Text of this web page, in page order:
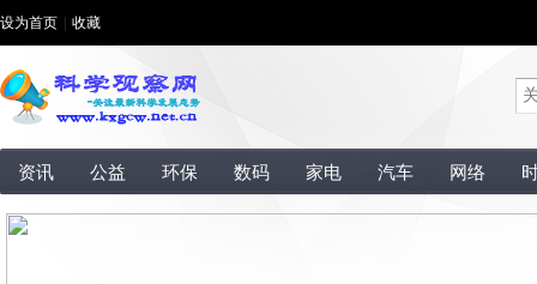
设为首页 收藏
资讯 公益 环保 数码 家电 汽车 网络